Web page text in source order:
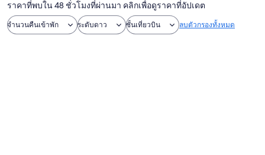
ราคาที่พบใน 48 ชั่วโมงที่ผ่านมา คลิกเพื่อดูราคาที่อัปเดต
จำนวนคืนเข้าพัก ระดับดาว ชั้นเที่ยวบิน ลบตัวกรองทั้งหมด